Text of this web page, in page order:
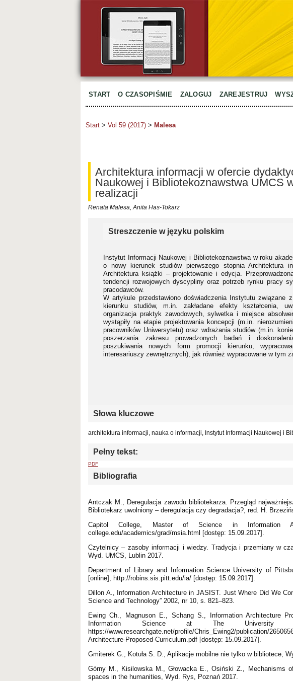
START O CZASOPIŚMIE ZALOGUJ ZAREJESTRUJ
Start > Vol 59 (2017) > Malesa
Architektura informacji w ofercie
Naukowej i Bibliotekoznawstwa UMCS
realizacji
Renata Malesa, Anita Has-Tokarz
Streszczenie w języku polskim
Instytut Informacji Naukowej i Bibliotekoznawstwa w roku
o nowy kierunek studiów pierwszego stopnia Architektura
Architektura książki – projektowanie i edycja.
tendencji rozwojowych dyscypliny oraz potrzeb rynku pracy
pracodawców.
W artykule przedstawiono doświadczenia Instytutu związane
kierunku studiów, m.in. zakładane efekty kształcenia,
organizacja praktyk zawodowych, sylwetka i miejsce
wystąpiły na etapie projektowania koncepcji (m.in.
pracowników Uniwersytetu) oraz wdrażania studiów (m.in.
poszerzania zakresu prowadzonych badań i
poszukiwania nowych form promocji kierunku,
interesariuszy zewnętrznych), jak również wypracowane w tym
Słowa kluczowe
architektura informacji, nauka o informacji, Instytut Informacji Naukowej i
Pełny tekst:
PDF
Bibliografia
Antczak M., Deregulacja zawodu bibliotekarza. Przegląd
Bibliotekarz uwolniony – deregulacja czy degradacja?, red. H.
Capitol College, Master of Science in Information
college.edu/academics/grad/msia.html [dostęp: 15.09.2017].
Czytelnicy – zasoby informacji i wiedzy. Tradycja i przemiany w
Wyd. UMCS, Lublin 2017.
Department of Library and Information Science University of
[online], http://robins.sis.pitt.edu/ia/ [dostęp: 15.09.2017].
Dillon A., Information Architecture in JASIST. Just Where Did We
Science and Technology” 2002, nr 10, s. 821–823.
Ewing Ch., Magnuson E., Schang S., Information Architecture
Information Science at The
https://www.researchgate.net/profile/Chris_Ewing2/publication/
Architecture-Proposed-Curriculum.pdf [dostęp: 15.09.2017].
Gmiterek G., Kotuła S. D., Aplikacje mobilne nie tylko w bibliotece,
Górny M., Kisilowska M., Głowacka E., Osiński Z., Mechanisms
spaces in the humanities, Wyd. Rys, Poznań 2017.